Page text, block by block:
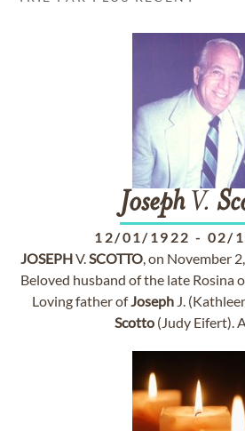
JosephV.
12/01/1922 - 02/
JOSEPHV.SCOTTO, on November
Beloved husband of the late Rosina
Loving father ofJosephJ.
Scotto (Judy Eifert).